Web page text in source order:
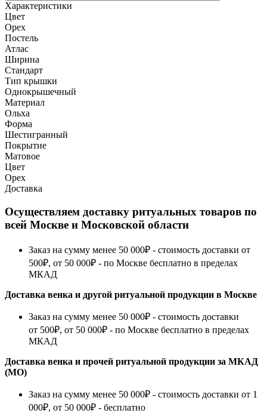
Характеристики
Цвет
Орех
Постель
Атлас
Ширина
Стандарт
Тип крышки
Однокрышечный
Материал
Ольха
Форма
Шестигранный
Покрытие
Матовое
Цвет
Орех
Доставка
Осуществляем доставку ритуальных товаров по
всей Москве и Московской области
Заказ на сумму менее 50 000₽ - стоимость доставки от
500₽, от 50 000₽ - по Москве бесплатно в пределах
МКАД
Доставка венка и другой ритуальной продукции в Москве
Заказ на сумму менее 50 000₽ - стоимость доставки
от 500₽, от 50 000₽ - по Москве бесплатно в пределах
МКАД
Доставка венка и прочей ритуальной продукции за МКАД
(МО)
Заказ на сумму менее 50 000₽ - стоимость доставки от 1
000₽, от 50 000₽ - бесплатно